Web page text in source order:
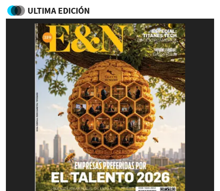
ULTIMA EDICIÓN